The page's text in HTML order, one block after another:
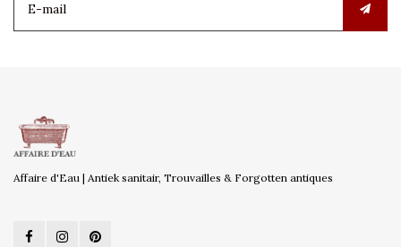
Affaire d'Eau | Antiek sanitair, Trouvailles & Forgotten antiques